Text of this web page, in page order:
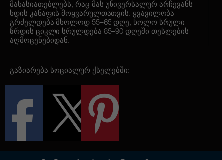
მახასიათებლებს, რაც მას უნივერსალურ არჩევანს
ხდის კანაფის მოყვარულთათვის. ყვავილობა
გრძელდება მხოლოდ 55–65 დღე, ხოლო სრული
ზრდის ციკლი სრულდება 85–90 დღეში თესლების
აღმოცენებიდან.
ჯიშის მოსავლიანობა აღწევს 500 გ/მ²-ს.
კომპაქტური ზომები და სხვადასხვა გარემო
პირობებისადმი გამძლეობა ამ ჯიშს იდეალურს
ხდის ინდორული გროვინგისთვის.
Auto Boss Hogg Feminised Silver გამოირჩევა
მდიდარი არომატით და გამორჩეული გემოთი,
რომელიც გაახარებს ყველაზე მომთხოვნ
დამფასებლებსაც კი. ეს შესანიშნავი არჩევანია
გაზიარება სოციალურ ქსელებში: